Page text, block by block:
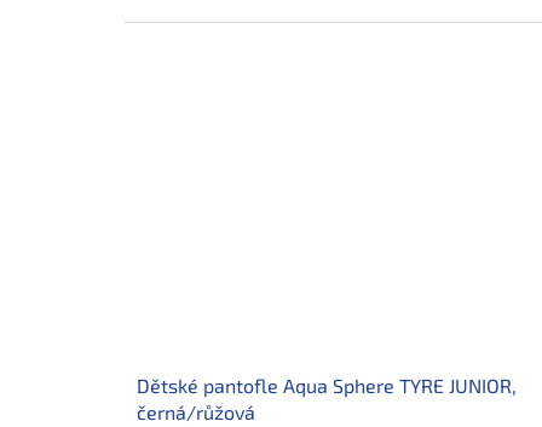
Dětské pantofle Aqua Sphere TYRE JUNIOR,
černá/růžová